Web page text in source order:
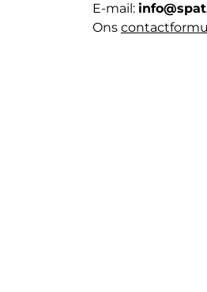
E-mail:
Ons